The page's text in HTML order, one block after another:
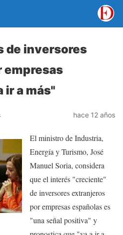
de inversores
empresas
ir a más"
hace 12 años
El ministro de Industria,
Energía y Turismo, José
Manuel Soria, considera
que el interés "creciente"
de inversores extranjeros
por empresas españolas es
"una señal positiva" y